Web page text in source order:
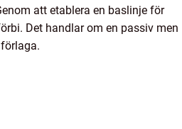
att etablera en baslinje för
Det handlar om en passiv men